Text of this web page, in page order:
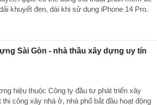
khuyết đen, dài khi sử dụng iPhone 14 Pro.
Sài Gòn - nhà thầu xây dựng uy tín
hiệu thuộc Công ty đầu tư phát triển xây
công xây nhà ở, nhà phố bắt đầu hoạt động